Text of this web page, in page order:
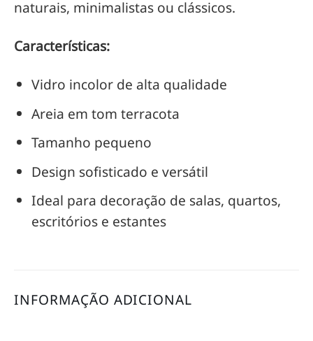
naturais, minimalistas ou clássicos.
Características:
Vidro incolor de alta qualidade
Areia em tom terracota
Tamanho pequeno
Design sofisticado e versátil
Ideal para decoração de salas, quartos,
escritórios e estantes
INFORMAÇÃO ADICIONAL